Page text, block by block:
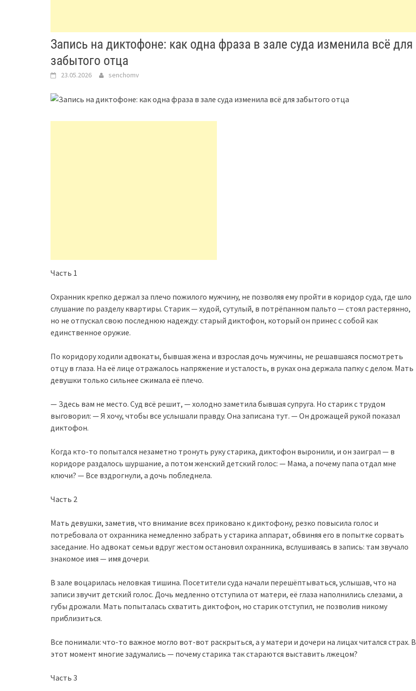
Запись на диктофоне: как одна фраза в зале суда изменила всё для
забытого отца
23.05.2026 senchomv
Часть 1
Охранник крепко держал за плечо пожилого мужчину, не позволяя ему пройти в коридор суда, где шло
слушание по разделу квартиры. Старик — худой, сутулый, в потрёпанном пальто — стоял растерянно,
но не отпускал свою последнюю надежду: старый диктофон, который он принес с собой как
единственное оружие.
По коридору ходили адвокаты, бывшая жена и взрослая дочь мужчины, не решавшаяся посмотреть
отцу в глаза. На её лице отражалось напряжение и усталость, в руках она держала папку с делом. Мать
девушки только сильнее сжимала её плечо.
— Здесь вам не место. Суд всё решит, — холодно заметила бывшая супруга. Но старик с трудом
выговорил: — Я хочу, чтобы все услышали правду. Она записана тут. — Он дрожащей рукой показал
диктофон.
Когда кто-то попытался незаметно тронуть руку старика, диктофон выронили, и он заиграл — в
коридоре раздалось шуршание, а потом женский детский голос: — Мама, а почему папа отдал мне
ключи? — Все вздрогнули, а дочь побледнела.
Часть 2
Мать девушки, заметив, что внимание всех приковано к диктофону, резко повысила голос и
потребовала от охранника немедленно забрать у старика аппарат, обвиняя его в попытке сорвать
заседание. Но адвокат семьи вдруг жестом остановил охранника, вслушиваясь в запись: там звучало
знакомое имя — имя дочери.
В зале воцарилась неловкая тишина. Посетители суда начали перешёптываться, услышав, что на
записи звучит детский голос. Дочь медленно отступила от матери, её глаза наполнились слезами, а
губы дрожали. Мать попыталась схватить диктофон, но старик отступил, не позволив никому
приблизиться.
Все понимали: что-то важное могло вот-вот раскрыться, а у матери и дочери на лицах читался страх. В
этот момент многие задумались — почему старика так стараются выставить лжецом?
Часть 3